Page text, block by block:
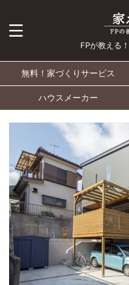
FPが教える
無料！家づくりサービス
ハウスメーカー